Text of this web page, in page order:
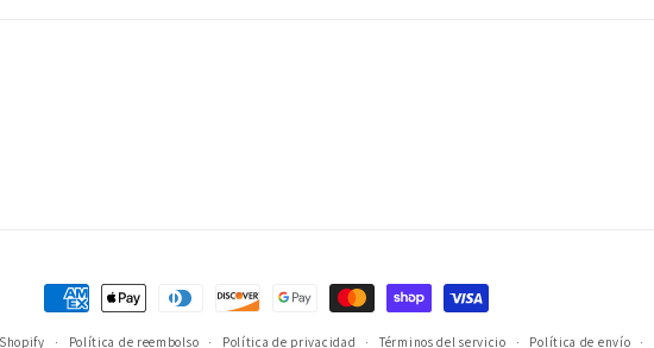
Formas
Política de reembolso Política de privacidad Términos del servicio Política de envío